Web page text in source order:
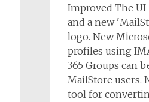
Improved The UI
and a new
logo. New
profiles using
365 Groups can
MailStore users.
tool for